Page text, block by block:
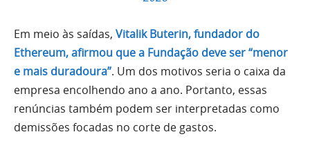
Em meio às saídas, Vitalik Buterin, fundador do
Ethereum, afirmou que a Fundação deve ser “menor
e mais duradoura”. Um dos motivos seria o caixa da
empresa encolhendo ano a ano. Portanto, essas
renúncias também podem ser interpretadas como
demissões focadas no corte de gastos.